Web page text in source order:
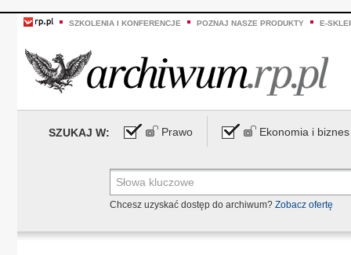
SZKOLENIA I KONFERENCJE POZNAJ NASZE PRODUKTY E-
SZUKAJ W: Prawo Ekonomia i biznes
Chcesz uzyskać dostęp do archiwum? Zobacz ofertę